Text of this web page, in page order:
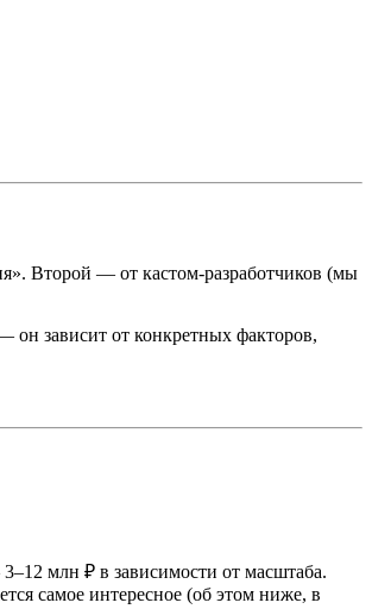
Второй — от кастом-разработчиков (мы
он зависит от конкретных факторов,
млн ₽ в зависимости от масштаба.
самое интересное (об этом ниже, в